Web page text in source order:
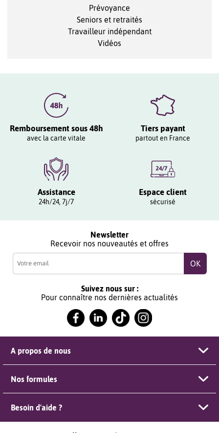
Prévoyance
Seniors et retraités
Travailleur indépendant
Vidéos
Remboursement sous 48h
avec la carte vitale
Tiers payant
partout en France
Assistance
24h/24, 7j/7
Espace client
sécurisé
Newsletter
Recevoir nos nouveautés et offres
Suivez nous sur :
Pour connaître nos dernières actualités
A propos de nous
Nos formules
Besoin d'aide ?